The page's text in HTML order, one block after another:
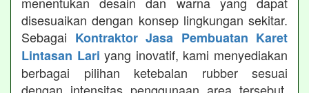
disesuaikan dengan konsep lingkungan sekitar.
Sebagai Kontraktor Jasa Pembuatan Karet
Lintasan Lari yang inovatif, kami menyediakan
berbagai pilihan ketebalan rubber sesuai